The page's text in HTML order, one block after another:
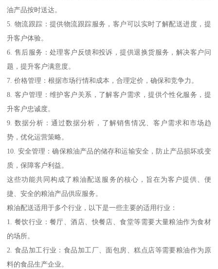
油产品按时送达。
5. 物流跟踪：提供物流跟踪服务，客户可以实时了解配送进度，提
升客户体验。
6. 售后服务：处理客户反馈和投诉，提供退换货服务，解决客户问
题，提升客户满意度。
7. 价格管理：根据市场行情和成本，合理定价，确保和竞争力。
8. 客户管理：维护客户关系，了解客户需求，提供个性化服务，提
升客户忠诚度。
9. 数据分析：通过数据分析，了解销售情况、客户需求和市场趋
势，优化运营策略。
10. 安全管理：确保粮油产品的储存和运输安全，防止产品损坏或变
质，保障客户利益。
这些功能共同构成了粮油配送服务的核心，旨在为客户提供、便
捷、安全的粮油产品供应服务。
粮油配送适用于多个行业，以下是一些主要的适用行业：
1. 餐饮行业：餐厅、酒店、快餐店、食堂等需要大量粮油作为食材
的场所。
2. 食品加工行业：食品加工厂、面包房、糕点店等需要粮油作为原
料的食品生产企业。